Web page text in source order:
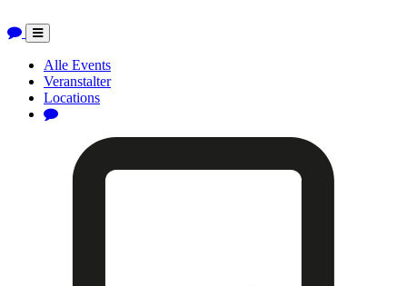
Toggle
navigation
Alle Events
Veranstalter
Locations